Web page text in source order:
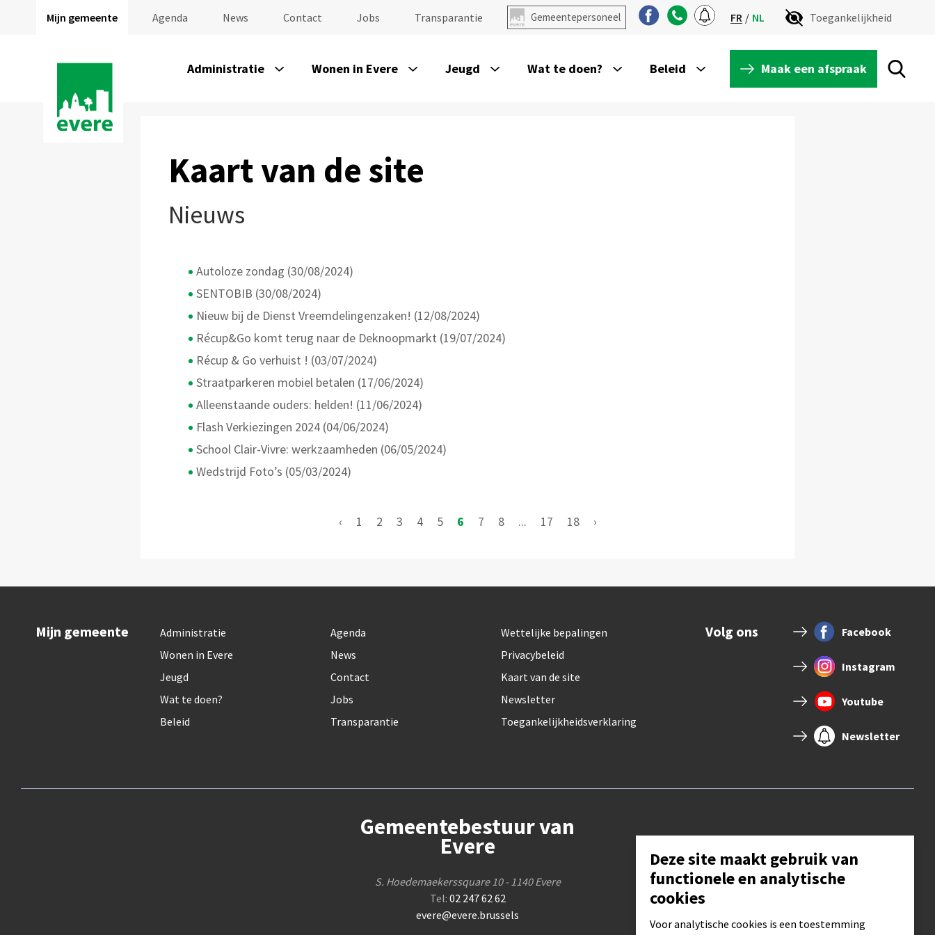
Mijn gemeente Agenda News Contact Jobs Transparantie Gemeentepersoneel FR NL Toegankelijkheid
Administratie Wonen in Evere Jeugd Wat te doen? Beleid Maak een afspraak
Kaart van de site
Nieuws
Autoloze zondag (30/08/2024)
SENTOBIB (30/08/2024)
Nieuw bij de Dienst Vreemdelingenzaken! (12/08/2024)
Récup&Go komt terug naar de Deknoopmarkt (19/07/2024)
Récup & Go verhuist ! (03/07/2024)
Straatparkeren mobiel betalen (17/06/2024)
Alleenstaande ouders: helden! (11/06/2024)
Flash Verkiezingen 2024 (04/06/2024)
School Clair-Vivre: werkzaamheden (06/05/2024)
Wedstrijd Foto’s (05/03/2024)
‹ 1 2 3 4 5 6 7 8 ... 17 18 ›
Mijn gemeente
Administratie
Wonen in Evere
Jeugd
Wat te doen?
Beleid
Agenda
News
Contact
Jobs
Transparantie
Wettelijke bepalingen
Privacybeleid
Kaart van de site
Newsletter
Toegankelijkheidsverklaring
Volg ons Facebook
Instagram
Youtube
Newsletter
Gemeentebestuur van
Evere
S. Hoedemaekerssquare 10 - 1140 Evere
Tel: 02 247 62 62
evere@evere.brussels
Deze site maakt gebruik van
functionele en analytische
cookies
Voor analytische cookies is een toestemming